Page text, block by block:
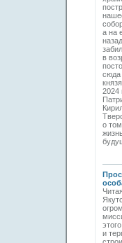
а на
в
сюда
2024
о
и